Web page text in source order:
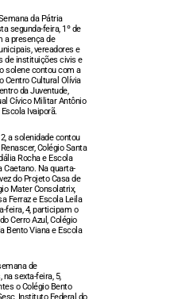
da Pátria
segunda-feira, 1º de
a presença de
vereadores e
de instituições civis e
solene contou com a
Centro Cultural Olívia
da Juventude,
Cívico Militar Antônio
Ivaiporã.
a solenidade contou
Colégio Santa
Rocha e Escola
Caetano. Na quarta-
do Projeto Casa de
Mater Consolatrix,
Ferraz e Escola Leila
feira, 4, participam o
Cerro Azul, Colégio
Bento Viana e Escola
de
na sexta-feira, 5,
o Colégio Bento
Instituto Federal do